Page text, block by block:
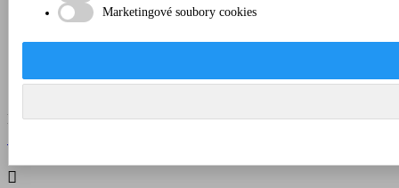
O nás
Kontakt
Menu  

Marketingové soubory cookies